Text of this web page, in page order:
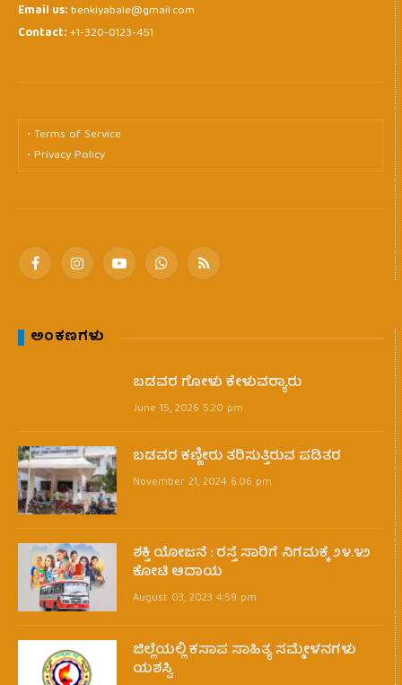
Email us:benkiyabale@gmail.com
Contact:+1-320-0123-451
• Terms of Service
• Privacy Policy
FacebookInstagramYouTubeWhatsApp
RSS
ಅಂಕಣಗಳು
ಬಡವರ ಗೋಳು ಕೇಳುವರ‍್ಯಾರು
June 15, 2026 5:20 pm
ಬಡವರ ಕಣ್ಣೀರು ತರಿಸುತ್ತಿರುವ ಪಡಿತರ
November 21, 2024 6:06 pm
ಶಕ್ತಿ ಯೋಜನೆ : ರಸ್ತೆ ಸಾರಿಗೆ ನಿಗಮಕ್ಕೆ ೨೪.೪೨
ಕೋಟಿ ಆದಾಯ
August 03, 2023 4:59 pm
ಜಿಲ್ಲೆಯಲ್ಲಿ ಕಸಾಪ ಸಾಹಿತ್ಯ ಸಮ್ಮೇಳನಗಳು
ಯಶಸ್ವಿ